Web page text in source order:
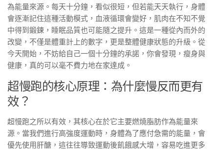
為能量來源。每天十分鐘，看似很短，但若能天天執行，身體
會逐漸記住這種活動模式，血液循環會變好，肌肉在不知不覺
中得到鍛鍊，睡眠品質也可能隨之提升。這是一種從內而外的
改變，不僅是體重計上的數字，更是整體健康狀態的升級。從
今天開始，不妨給自己一個十分鐘的承諾，你會發現，瘦身與
健康，真的可以毫不費力地在家達成。
超慢跑的核心原理：為什麼慢反而更有
效？
超慢跑之所以有效，其核心在於它主要燃燒脂肪作為能量來
源。當我們進行高強度運動時，身體為了應付急需的能量，會
優先使用肝醣，這往往導致運動後飢餓感大增，容易吃進更多